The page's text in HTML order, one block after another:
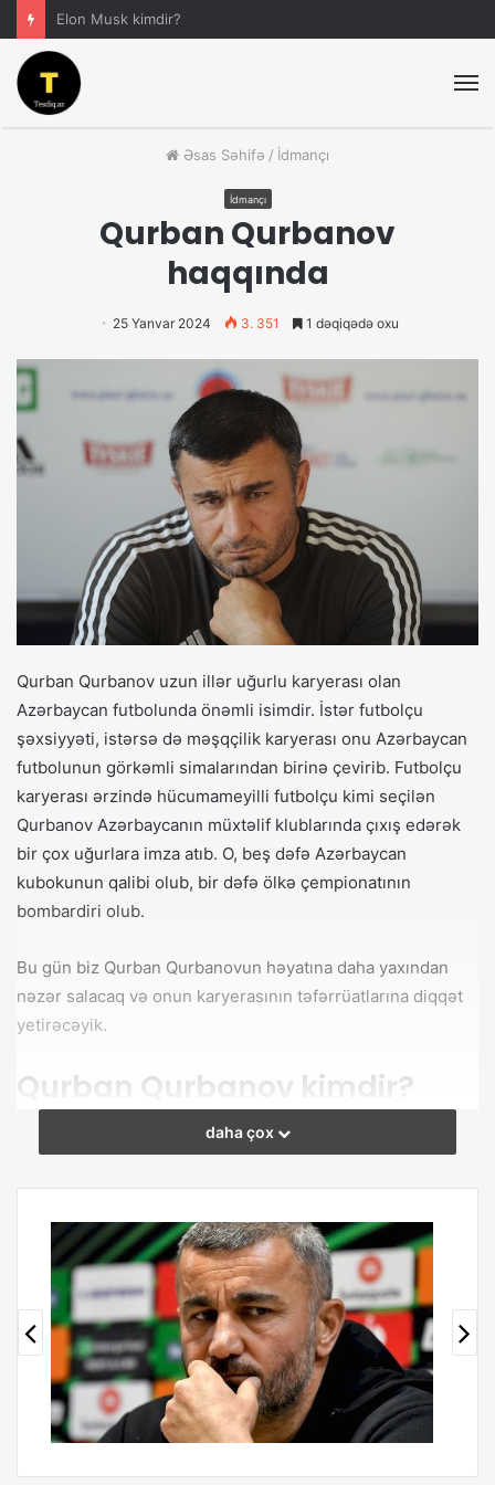
Elon Musk kimdir?
Əsas Səhifə / İdmançı
İdmançı
Qurban Qurbanov
haqqında
25 Yanvar 2024 3. 351 1 dəqiqədə oxu
Qurban Qurbanov uzun illər uğurlu karyerası olan
Azərbaycan futbolunda önəmli isimdir. İstər futbolçu
şəxsiyyəti, istərsə də məşqçilik karyerası onu Azərbaycan
futbolunun görkəmli simalarından birinə çevirib. Futbolçu
karyerası ərzində hücumameyilli futbolçu kimi seçilən
Qurbanov Azərbaycanın müxtəlif klublarında çıxış edərək
bir çox uğurlara imza atıb. O, beş dəfə Azərbaycan
kubokunun qalibi olub, bir dəfə ölkə çempionatının
bombardiri olub.
Bu gün biz Qurban Qurbanovun həyatına daha yaxından
nəzər salacaq və onun karyerasının təfərrüatlarına diqqət
yetirəcəyik.
Qurban Qurbanov kimdir?
Qurban Qurbanovun həyatı
Qurban Qurbanov Futbol Karyerası
Qurban Qurbanov ailəsi
Futbol üzrə Azərbaycan millisində də mühüm rol oynayan
Qurbanov 67 matçda 14 qol vuraraq millinin önəmli
bombardirlərindən birinə çevrilib. Futbolçu karyerasını
daha çox